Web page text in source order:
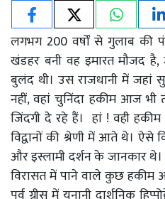
लगभग 200 वर्षों से गुलाब की
खंडहर बनी वह इमारत मौजद है,
बुलंद थी। उस राजधानी में जहां
नहीं, वहां चुनिंदा हकीम आज भी
जिंदगी दे रहे हैं। हां ! वही
विद्वानों की श्रेणी में आते थे। ऐसे
और इस्लामी दर्शन के जानकार थे।
विरासत में पाने वाले कुछ हकीम